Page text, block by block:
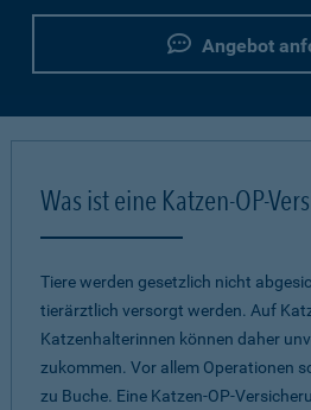
Angebot
Was ist eine Katzen-OP-
Tiere werden gesetzlich nicht
tierärztlich versorgt werden. Auf
Katzenhalterinnen können daher
zukommen. Vor allem Operationen
zu Buche. Eine Katzen-OP-